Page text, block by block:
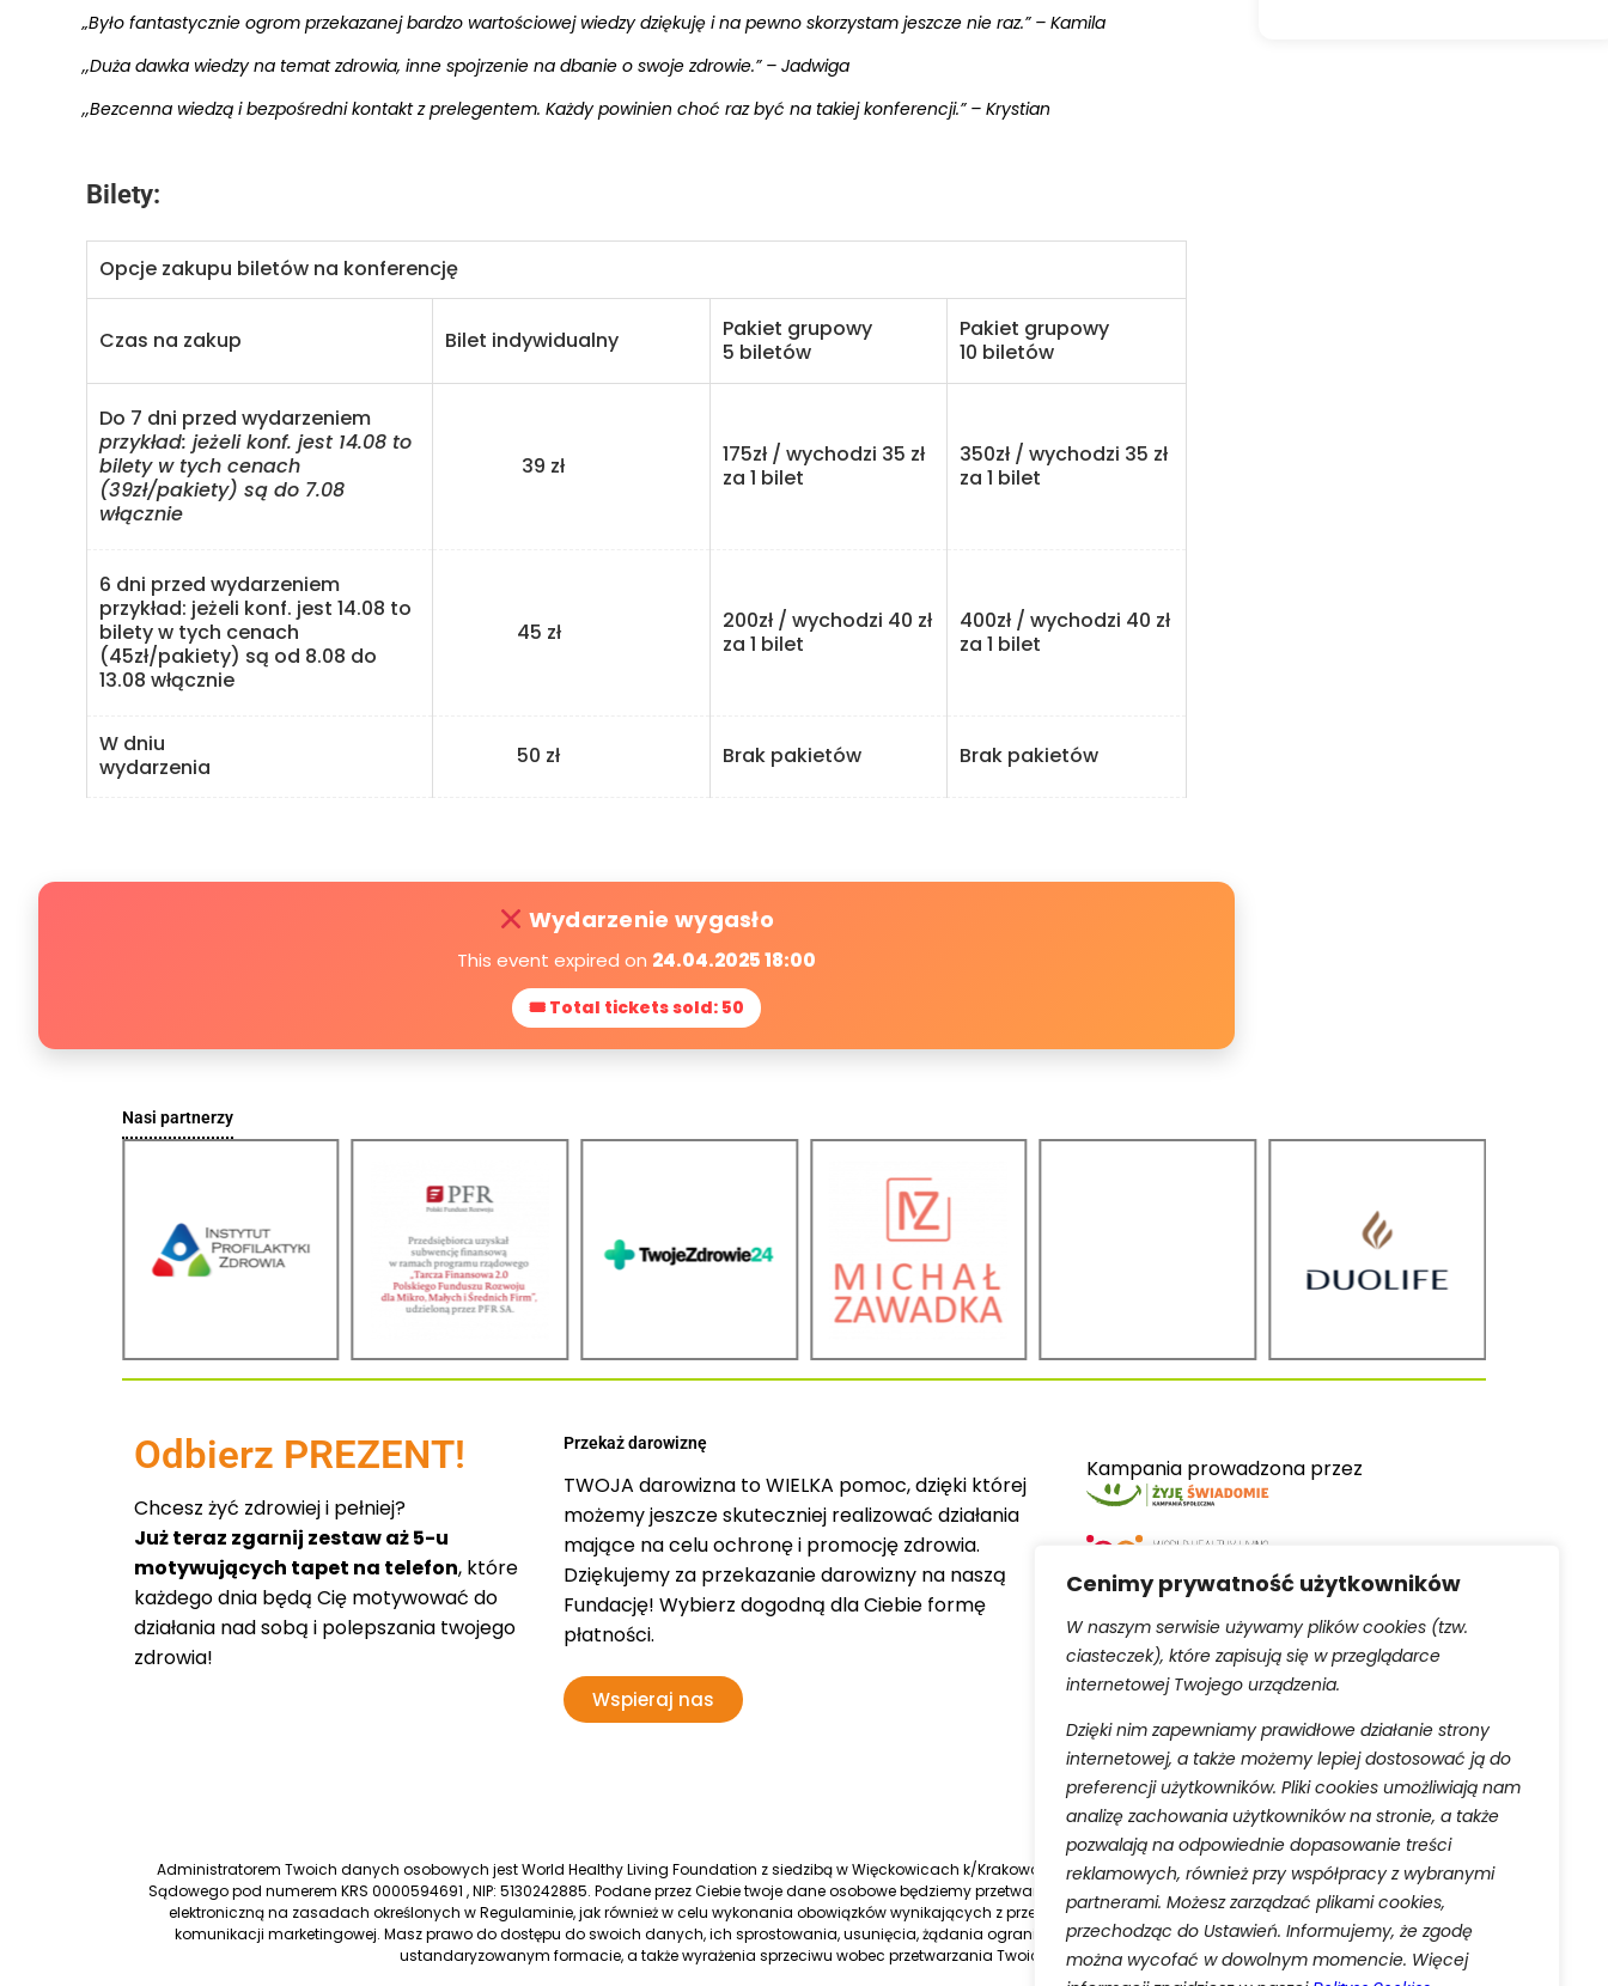
Cenimy prywatność użytkowników
W naszym serwisie używamy plików cookies (tzw.
ciasteczek), które zapisują się w przeglądarce
internetowej Twojego urządzenia.
Dzięki nim zapewniamy prawidłowe działanie strony
internetowej, a także możemy lepiej dostosować ją do
preferencji użytkowników. Pliki cookies umożliwiają nam
analizę zachowania użytkowników na stronie, a także
pozwalają na odpowiednie dopasowanie treści
reklamowych, również przy współpracy z wybranymi
partnerami. Możesz zarządzać plikami cookies,
przechodząc do Ustawień. Informujemy, że zgodę
można wycofać w dowolnym momencie. Więcej
„Było fantastycznie ogrom przekazanej bardzo wartościowej wiedzy dziękuję i na pewno skorzystam jeszcze nie raz.” – Kamila
,,Duża dawka wiedzy na temat zdrowia, inne spojrzenie na dbanie o swoje zdrowie.” – Jadwiga
,,Bezcenna wiedzą i bezpośredni kontakt z prelegentem. Każdy powinien choć raz być na takiej konferencji.” – Krystian
Bilety:
Opcje zakupu biletów na konferencję
Czas na zakup Bilet indywidualny
Pakiet grupowy
5 biletów
Pakiet grupowy
10 biletów
Do 7 dni przed wydarzeniem
przykład: jeżeli konf. jest 14.08 to
bilety w tych cenach
(39zł/pakiety) są do 7.08
włącznie
39 zł
175zł / wychodzi 35 zł
za 1 bilet
350zł / wychodzi 35 zł
za 1 bilet
6 dni przed wydarzeniem
przykład: jeżeli konf. jest 14.08 to
bilety w tych cenach
(45zł/pakiety) są od 8.08 do
13.08 włącznie
45 zł
200zł / wychodzi 40 zł
za 1 bilet
400zł / wychodzi 40 zł
za 1 bilet
W dniu
wydarzenia
50 zł Brak pakietów Brak pakietów
Wydarzenie wygasło
This event expired on 24.04.2025 18:00
🎟 Total tickets sold: 50
Nasi partnerzy
Odbierz PREZENT!
Chcesz żyć zdrowiej i pełniej?
Już teraz zgarnij zestaw aż 5-u
motywujących tapet na telefon, które
każdego dnia będą Cię motywować do
działania nad sobą i polepszania twojego
zdrowia!
Przekaż darowiznę
TWOJA darowizna to WIELKA pomoc, dzięki której
możemy jeszcze skuteczniej realizować działania
mające na celu ochronę i promocję zdrowia.
Dziękujemy za przekazanie darowizny na naszą
Fundację! Wybierz dogodną dla Ciebie formę
płatności.
Wspieraj nas
Kampania prowadzona przez
Serwis obsługiwany przez
Administratorem Twoich danych osobowych jest World Healthy Living Foundation z siedzibą w Więckowicach k/Krakowa, wpisaną do rejestru przedsiębiorców Krajowego Rejestru
Sądowego pod numerem KRS 0000594691 , NIP: 5130242885. Podane przez Ciebie twoje dane osobowe będziemy przetwarzać w celu wykonania umowy o świadczenie usług drogą
elektroniczną na zasadach określonych w Regulaminie, jak również w celu wykonania obowiązków wynikających z przepisów prawa ciążących na administratorze oraz w celu
komunikacji marketingowej. Masz prawo do dostępu do swoich danych, ich sprostowania, usunięcia, żądania ograniczenia ich przetwarzania oraz przenoszenia danych w
ustandaryzowanym formacie, a także wyrażenia sprzeciwu wobec przetwarzania Twoich danych osobowych.